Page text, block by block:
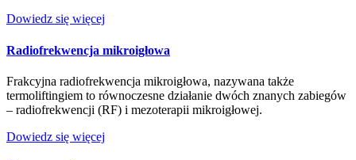
Dowiedz się więcej
Radiofrekwencja mikroigłowa
Frakcyjna radiofrekwencja mikroigłowa, nazywana także
termoliftingiem to równoczesne działanie dwóch znanych zabiegów
– radiofrekwencji (RF) i mezoterapii mikroigłowej.
Dowiedz się więcej